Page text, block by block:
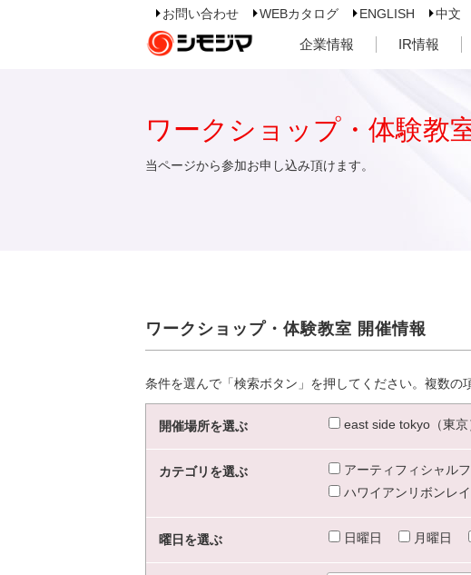
お問い合わせ WEBカタログ ENGLISH 中文
企業情報 IR情報
ワークショップ・体験教
当ページから参加お申し込み頂けます。
ワークショップ・体験教室 開催情報
条件を選んで「検索ボタン」を押してください。複数の
開催場所を選ぶ east side tokyo（東京
カテゴリを選ぶ アーティフィシャル
ハワイアンリボンレイ
曜日を選ぶ 日曜日 月曜日